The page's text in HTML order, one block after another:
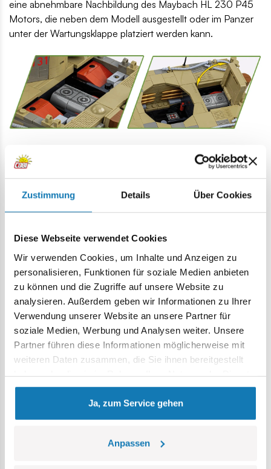
Zustimmung Details Über Cookies
Diese Webseite verwendet Cookies
Wir verwenden Cookies, um Inhalte und Anzeigen zu
personalisieren, Funktionen für soziale Medien anbieten
zu können und die Zugriffe auf unsere Website zu
analysieren. Außerdem geben wir Informationen zu Ihrer
Verwendung unserer Website an unsere Partner für
soziale Medien, Werbung und Analysen weiter. Unsere
Partner führen diese Informationen möglicherweise mit
weiteren Daten zusammen, die Sie ihnen bereitgestellt
gesammelt haben.
Ja, zum Service gehen
Anpassen
eine abnehmbare Nachbildung des Maybach HL 230 P45
Motors, die neben dem Modell ausgestellt oder im Panzer
unter der Wartungsklappe platziert werden kann.
– Das Design des Modells wurde
verbessert. Es wurde ein komplett neues Antriebsrad
verwendet. Auch die Konstruktion des Turms ist völlig
anders und orientiert sich detailgetreu am Original. Sie
imitiert gekonnt die Elemente des originalen
Luken zu öffnen, sodass Sie Standard-COBI-Figuren in den
Panzer setzen und Panzermunition einlegen können.
Panzermodell umwerfend aus, und die neue,
originalgetreue Farbgebung wird die Aufmerksamkeit und
das Interesse jedes Geschichtsfans wecken.